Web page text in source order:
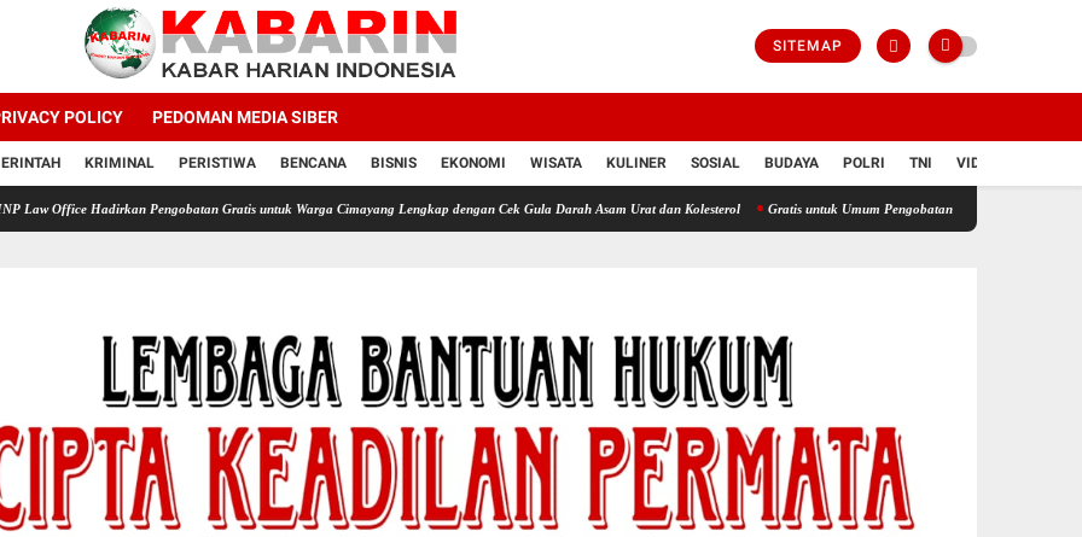
SITEMAP
POLICY PEDOMAN MEDIA SIBER
KRIMINAL PERISTIWA BENCANA BISNIS EKONOMI WISATA KULINER SOSIAL BUDAYA POLRI TNI VIDIO
Hadirkan Pengobatan Gratis untuk Warga Cimayang Lengkap dengan Cek Gula Darah Asam Urat dan Kolesterol Gratis untuk Umum Pengobatan dan Cek Asam Urat Digelar